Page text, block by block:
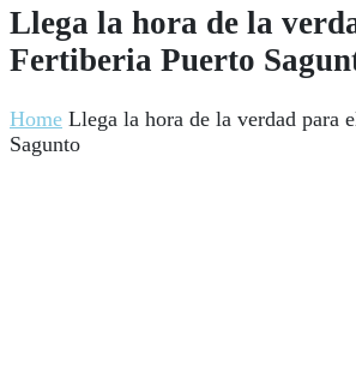
Llega la hora de la
Fertiberia Puerto
Home Llega la hora de la verdad para
Sagunto